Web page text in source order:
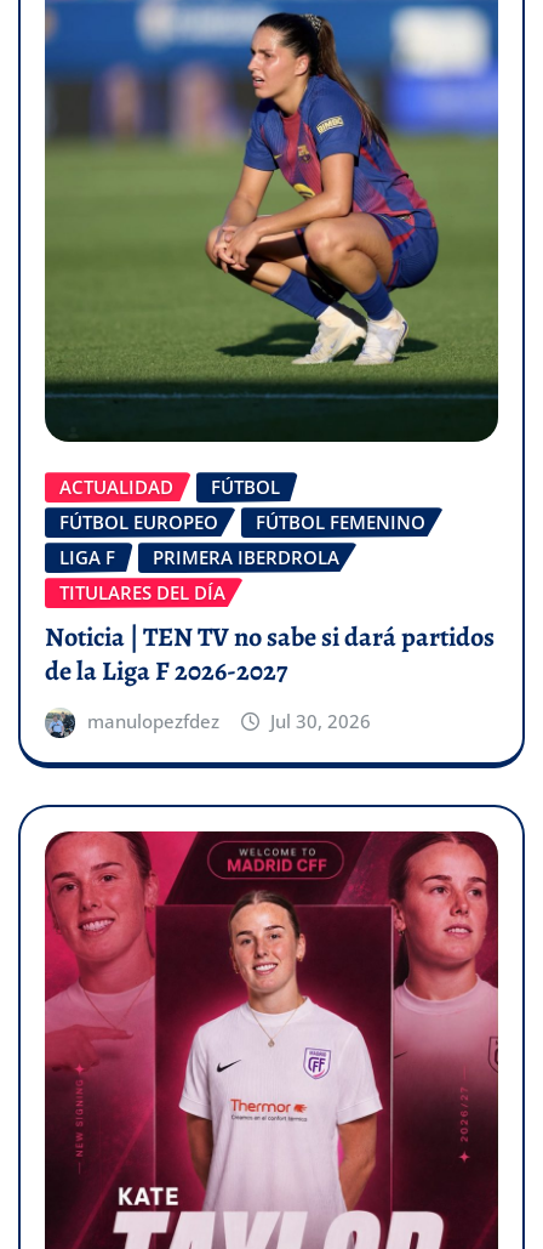
ACTUALIDAD
FÚTBOL
FÚTBOL EUROPEO
FÚTBOL FEMENINO
LIGA F
PRIMERA IBERDROLA
TITULARES DEL DÍA
Noticia | TEN TV no sabe si dará partidos
de la Liga F 2026-2027
manulopezfdez Jul 30, 2026